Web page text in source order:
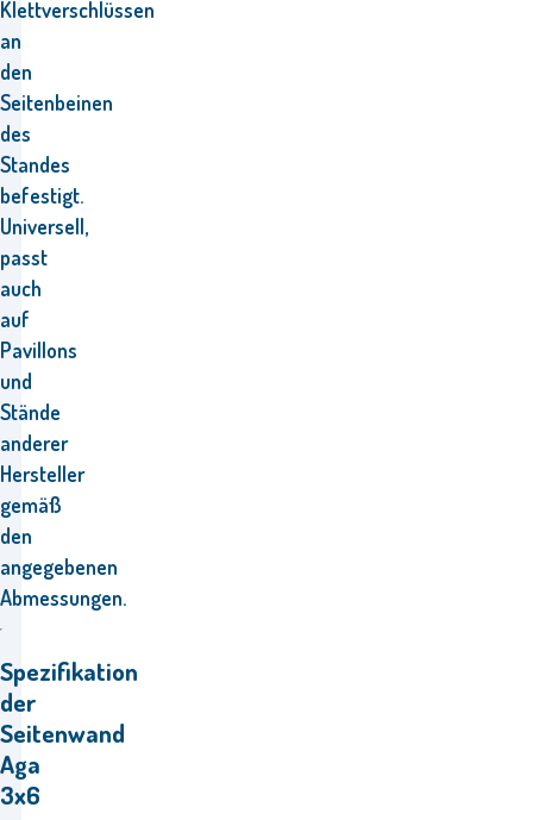
Klettverschlüssen
an
den
Seitenbeinen
des
Standes
befestigt.
Universell,
passt
auch
auf
Pavillons
und
Stände
anderer
Hersteller
gemäß
den
angegebenen
Abmessungen.
Spezifikation
der
Seitenwand
Aga
3x6